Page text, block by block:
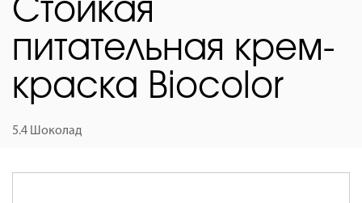
Стойкая
питательная крем-
краска Вiocolor
5.4 Шоколад